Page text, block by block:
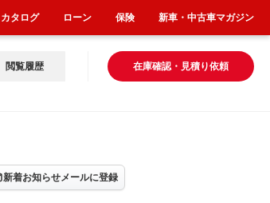
在庫確認・見積り依頼
閲覧履歴
新着お知らせメールに登録
カタログ ローン 保険 新車・中古車マガジン